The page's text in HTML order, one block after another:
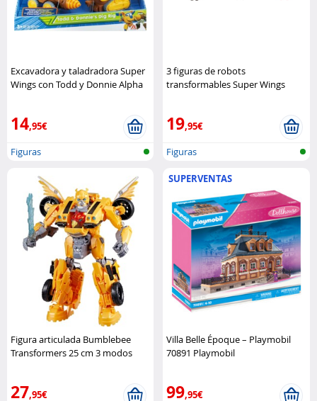
Excavadora y taladradora Super
Wings con Todd y Donnie Alpha
14,95€
Figuras
3 figuras de robots
transformables Super Wings
19,95€
Figuras
Figura articulada Bumblebee
Transformers 25 cm 3 modos
27,95€
SUPERVENTAS
Villa Belle Époque – Playmobil
70891 Playmobil
99,95€